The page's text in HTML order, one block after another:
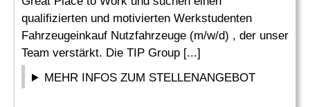
qualifizierten und motivierten Werkstudenten
Fahrzeugeinkauf Nutzfahrzeuge (m/w/d) , der unser
Team verstärkt. Die TIP Group [...]
MEHR INFOS ZUM STELLENANGEBOT